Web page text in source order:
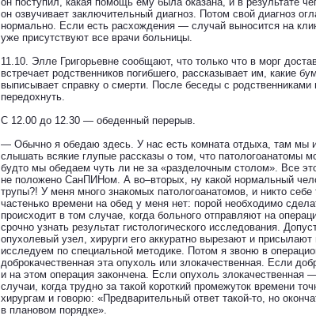
он озвучивает заключительный диагноз. Потом свой диагноз
нормально. Если есть расхождения — случай выносится на
уже присутствуют все врачи больницы.
11.10. Элле Григорьевне сообщают, что только что в морг
встречает родственников погибшего, рассказывает им, какие
выписывает справку о смерти. После беседы с
передохнуть.
С 12.00 до 12.30 — обеденный перерыв.
— Обычно я обедаю здесь. У нас есть комната отдыха, там мы
слышать всякие глупые рассказы о том, что патологоанатомы
будто мы обедаем чуть ли не за «разделочным столом». Все
не положено СанПИНом. А во–вторых, ну какой нормальный
трупы?! У меня много знакомых патологоанатомов, и никто
частенько времени на обед у меня нет: порой необходимо
происходит в том случае, когда больного отправляют на
срочно узнать результат гистологического исследования.
опухолевый узел, хирурги его аккуратно вырезают и
исследуем по специальной методике. Потом я звоню в
доброкачественная эта опухоль или злокачественная. Если
и на этом операция закончена. Если опухоль
случаи, когда трудно за такой короткий промежуток времени
хирургам и говорю: «Предварительный ответ такой-то, но
в плановом порядке».